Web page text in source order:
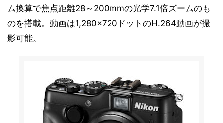
ム換算で焦点距離28～200mmの光学7.1倍ズームのも
のを搭載。動画は1,280×720ドットのH.264動画が撮
影可能。